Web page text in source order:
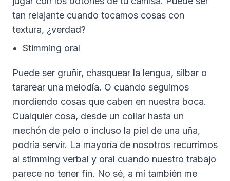
tan relajante cuando tocamos cosas con
textura, ¿verdad?
Stimming oral
Puede ser gruñir, chasquear la lengua, silbar o
tararear una melodía. O cuando seguimos
mordiendo cosas que caben en nuestra boca.
Cualquier cosa, desde un collar hasta un
mechón de pelo o incluso la piel de una uña,
podría servir. La mayoría de nosotros recurrimos
al stimming verbal y oral cuando nuestro trabajo
parece no tener fin. No sé, a mí también me